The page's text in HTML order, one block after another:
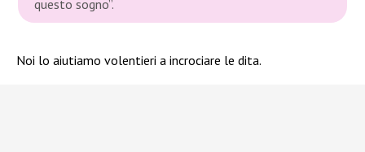
questo sogno”.
Noi lo aiutiamo volentieri a incrociare le dita.